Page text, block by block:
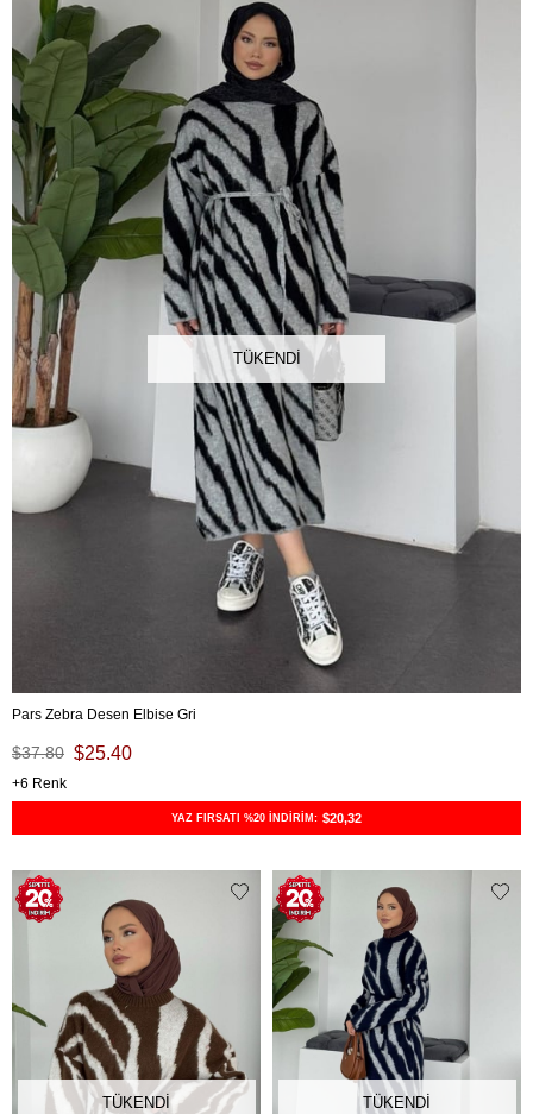
TÜKENDI
Pars Zebra Desen Elbise Gri
$25.40
$37.80
6
YAZ FIRSATI %20 İNDİRİM: $20,32
TÜKENDI TÜKENDI